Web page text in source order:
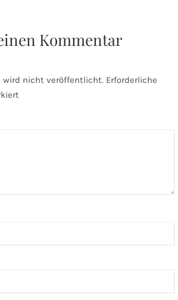
Kommentar
wird nicht veröffentlicht. Erforderliche